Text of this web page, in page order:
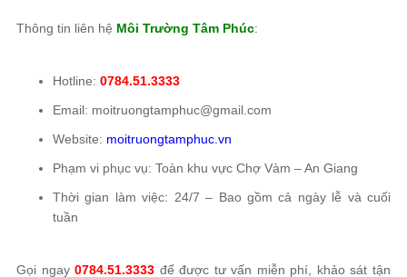
Thông tin liên hệ Môi Trường Tâm Phúc:
Hotline: 0784.51.3333
Email: moitruongtamphuc@gmail.com
Website: moitruongtamphuc.vn
Phạm vi phục vụ: Toàn khu vực Chợ Vàm – An Giang
Thời gian làm việc: 24/7 – Bao gồm cả ngày lễ và cuối
tuần
Gọi ngay0784.51.3333 để được tư vấn miễn phí, khảo sát tận